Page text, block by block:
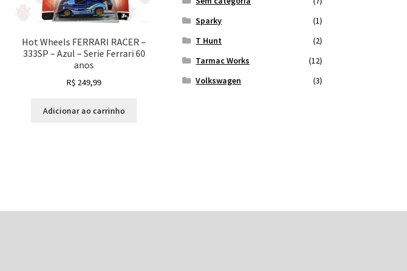
Hot Wheels FERRARI RACER –
333SP – Azul – Serie Ferrari 60
anos
R$ 249,99
Adicionar ao carrinho
Sparky
(1)
T Hunt
(2)
Tarmac Works
(12)
Volkswagen
(3)